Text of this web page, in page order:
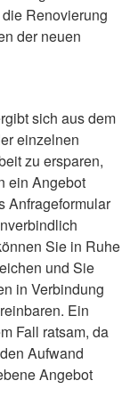
Renovierung
der neuen
sich aus dem
einzelnen
zu ersparen,
ein Angebot
Anfrageformular
Sie in Ruhe
und Sie
in Verbindung
Ein
Fall ratsam, da
Aufwand
Angebot